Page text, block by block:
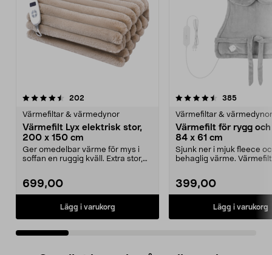
202
Värmefiltar & värmedynor
Värmefilt Lyx elektrisk stor,
200 x 150 cm
Ger omedelbar värme för mys i
soffan en ruggig kväll. Extra stor,
699,00
Lägg i varukorg
4.5 av 5 stjärnor 385
Värmefiltar & värmedynor
Värmefilt för rygg och
84 x 61 cm
Sjunk ner i mjuk fleece
behaglig värme.
399,00
Lägg i varukorg
4.5 av 5 stjärnor